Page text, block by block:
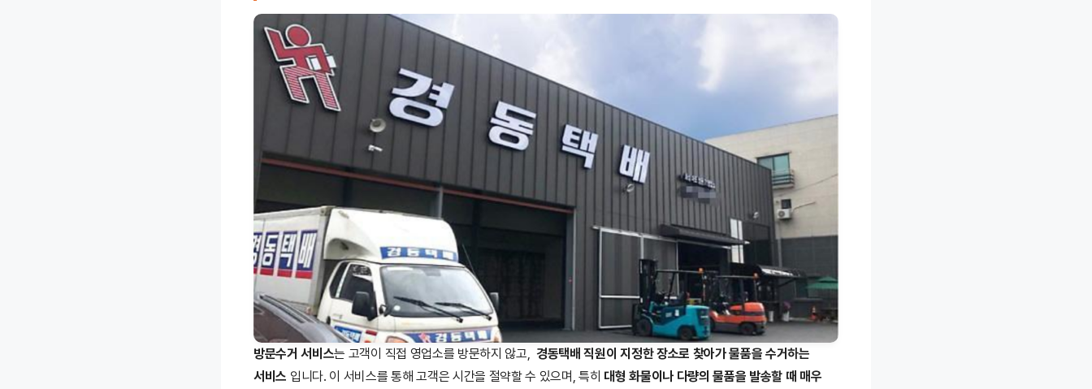
방문수거 서비스는 고객이 직접 영업소를 방문하지 않고, 경동택배 직원이 지정한 장소로 찾아가 물품을 수거하는
서비스 입니다. 이 서비스를 통해 고객은 시간을 절약할 수 있으며, 특히 대형 화물이나 다량의 물품을 발송할 때 매우